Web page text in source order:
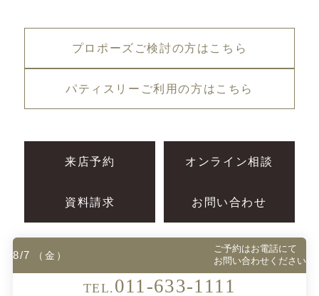
8/7 （金）
ご予約はお電話にて
お問い合わせください
TEL. 011-633-1111
プロポーズご検討の方はこちら
パティスリーご利用の方はこちら
来店予約 オンライン相談
資料請求 お問い合わせ
運営会社情報